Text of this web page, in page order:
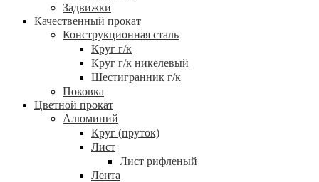
Задвижки
Качественный прокат
Конструкционная сталь
Круг г/к
Круг г/к никелевый
Шестигранник г/к
Поковка
Цветной прокат
Алюминий
Круг (пруток)
Лист
Лист рифленый
Лента